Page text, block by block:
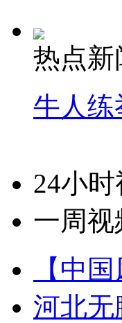
热点新
牛人练
24小
一周视
【中
河北无